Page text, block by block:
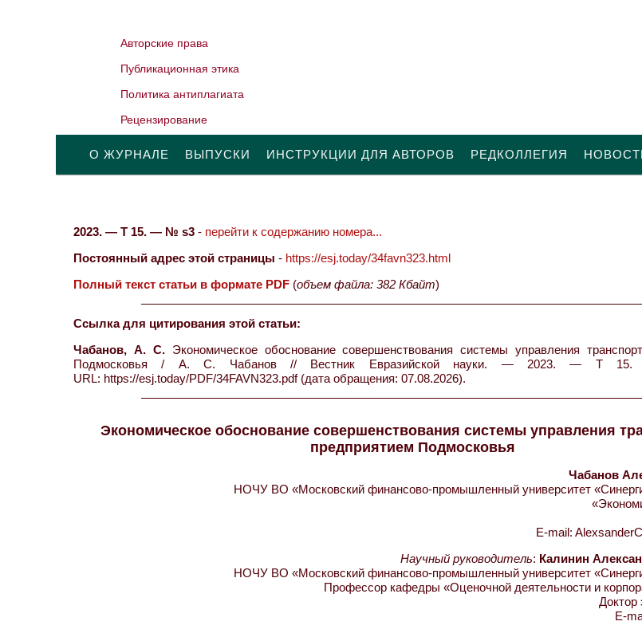
Авторские права
Публикационная этика
Политика антиплагиата
Рецензирование
О ЖУРНАЛЕ ВЫПУСКИ ИНСТРУКЦИИ ДЛЯ АВТОРОВ РЕДКОЛЛЕГИЯ
2023. — Т 15. — № s3 - перейти к содержанию номера...
Постоянный адрес этой страницы - https://esj.today/34favn323.html
Полный текст статьи в формате PDF (объем файла: 382 Кбайт)
Ссылка для цитирования этой статьи:
Чабанов, А. С.Экономическое обоснование совершенствования системы управления
Подмосковья / А. С. Чабанов // Вестник Евразийской науки. — 2023. —
URL: https://esj.today/PDF/34FAVN323.pdf (дата обращения: 07.08.2026).
Экономическое обоснование совершенствования системы управления
предприятием Подмосковья
Чабанов
НОЧУ ВО «Московский финансово-промышленный университет
E-mail:
Научный руководитель: Калинин
НОЧУ ВО «Московский финансово-промышленный университет
Профессор кафедры «Оценочной деятельности и
Доктор
E-